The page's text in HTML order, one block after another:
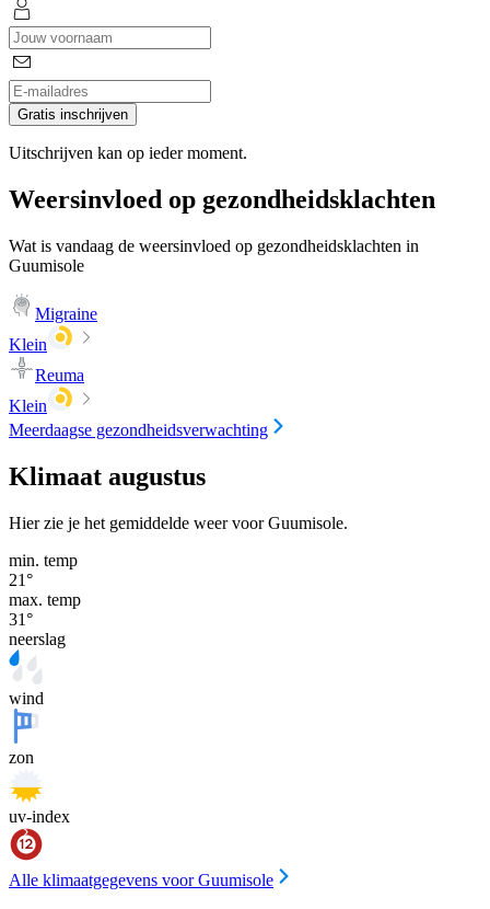
Gratis inschrijven
Uitschrijven kan op ieder moment.
Weersinvloed op gezondheidsklachten
Wat is vandaag de weersinvloed op gezondheidsklachten in
Guumisole
Migraine
Klein
Reuma
Klein
Meerdaagse gezondheidsverwachting
Klimaat augustus
Hier zie je het gemiddelde weer voor Guumisole.
min. temp
21°
max. temp
31°
neerslag
wind
zon
uv-index
Alle klimaatgegevens voor Guumisole